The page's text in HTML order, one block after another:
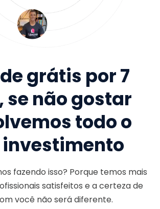
grátis por 7
se não gostar
todo o
investimento
fazendo isso? Porque temos mais
satisfeitos e a certeza de
você não será diferente.